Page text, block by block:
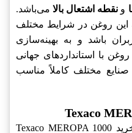
و نقطه اشتعال بالامی‌باشد.
روغن در شرایط مختلف
باشد و به بهینه‌سازی
با استانداردهای جهانی
صنایع مختلف کاملاً مناسب
یکی از مهم‌ترین نکاتی که در خرید Texaco MEROPA 1000